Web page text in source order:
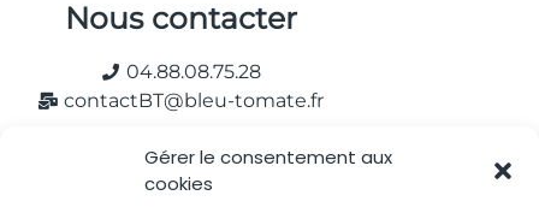
Gérer le consentement aux
cookies
Nous contacter
04.88.08.75.28
contactBT@bleu-tomate.fr
Kit média